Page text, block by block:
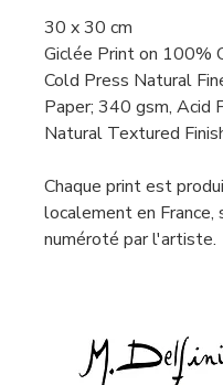
30 x 30 cm
Giclée Print on 100%
Cold Press Natural
Paper; 340 gsm, Acid
Natural Textured
Chaque print est
localement en France,
numéroté par l'artiste.